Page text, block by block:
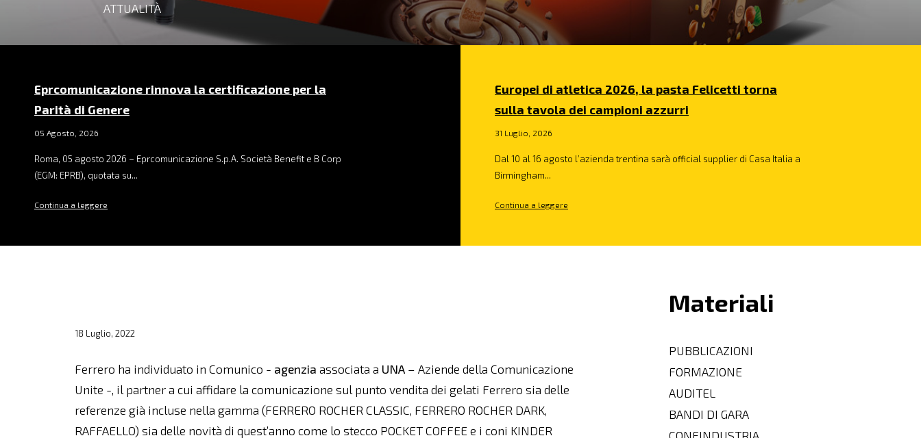
ATTUALITÀ
Eprcomunicazione rinnova la certificazione per la
Parità di Genere
05 Agosto, 2026
Roma, 05 agosto 2026 – Eprcomunicazione S.p.A. Società Benefit e B Corp
(EGM: EPRB), quotata su...
Continua a leggere
Europei di atletica 2026, la pasta Felicetti torna
sulla tavola dei campioni azzurri
31 Luglio, 2026
Dal 10 al 16 agosto l’azienda trentina sarà official supplier di Casa Italia a
Birmingham...
Continua a leggere
18 Luglio, 2022
Ferrero ha individuato in Comunico - agenzia associata a UNA – Aziende della Comunicazione
Unite -, il partner a cui affidare la comunicazione sul punto vendita dei gelati Ferrero sia delle
referenze già incluse nella gamma (FERRERO ROCHER CLASSIC, FERRERO ROCHER DARK,
RAFFAELLO) sia delle novità di quest’anno come lo stecco POCKET COFFEE e i coni KINDER
Materiali
PUBBLICAZIONI
FORMAZIONE
AUDITEL
BANDI DI GARA